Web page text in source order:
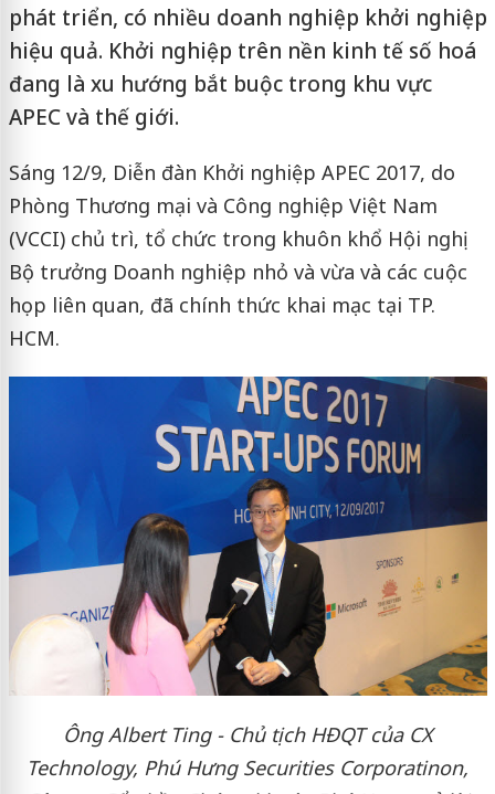
phát triển, có nhiều doanh nghiệp khởi nghiệp
hiệu quả. Khởi nghiệp trên nền kinh tế số hoá
đang là xu hướng bắt buộc trong khu vực
APEC và thế giới.
Sáng 12/9, Diễn đàn Khởi nghiệp APEC 2017, do
Phòng Thương mại và Công nghiệp Việt Nam
(VCCI) chủ trì, tổ chức trong khuôn khổ Hội nghị
Bộ trưởng Doanh nghiệp nhỏ và vừa và các cuộc
họp liên quan, đã chính thức khai mạc tại TP.
HCM.
Ông Albert Ting - Chủ tịch HĐQT của CX
Technology, Phú Hưng Securities Corporatinon,